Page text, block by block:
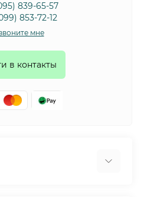
839-65-57
853-72-12
мне
в контакты